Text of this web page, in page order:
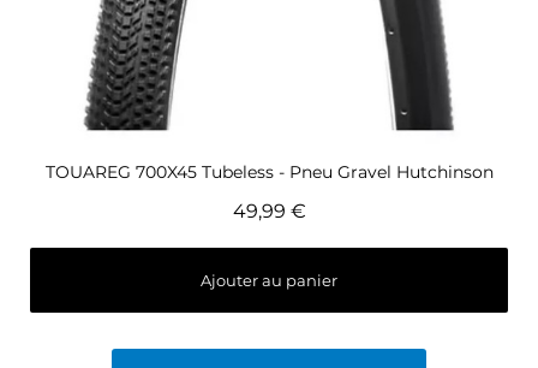
Aperçu rapide
TOUAREG 700X45 Tubeless - Pneu Gravel Hutchinson
49,99 €
Ajouter au panier